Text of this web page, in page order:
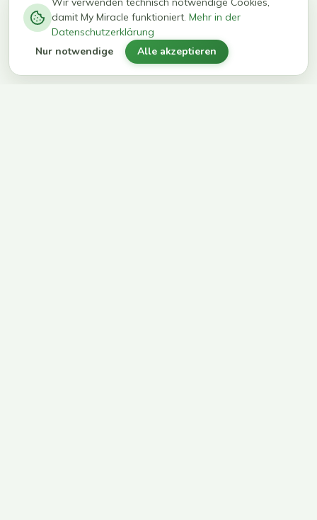
kg in 12
Wochen
erreichen
ihr Ziel
damit My Miracle funktioniert. Mehr in der
Datenschutzerklärung
Nur notwendige Alle akzeptieren